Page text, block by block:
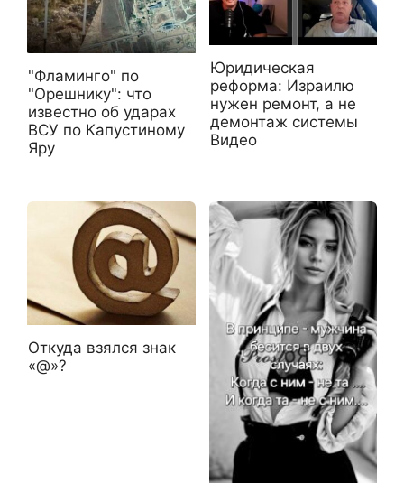
"Фламинго" по
"Орешнику": что
известно об ударах
ВСУ по Капустиному
Яру
Юридическая
реформа: Израилю
нужен ремонт, а не
демонтаж системы
Видео
Откуда взялся знак
«@»?